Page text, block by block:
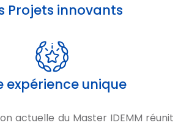
Projets innovants
expérience unique
actuelle du Master IDEMM réunit